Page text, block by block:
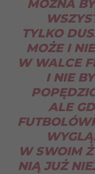
MOŻNA
TYLKO
MOŻE I
W WALCE
I NIE
ALE
W SWOIM
NIĄ JUŻ